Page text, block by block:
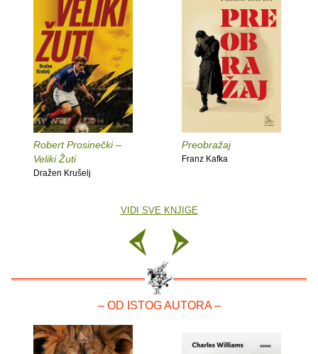
Robert Prosinečki –
Veliki Žuti
Dražen Krušelj
Preobražaj
Franz Kafka
VIDI SVE KNJIGE
– OD ISTOG AUTORA –